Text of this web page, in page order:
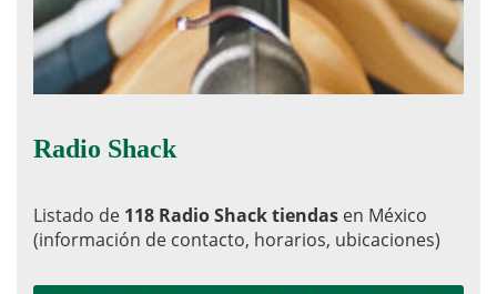
Radio Shack
Listado de 118 Radio Shack tiendas en México
(información de contacto, horarios, ubicaciones)